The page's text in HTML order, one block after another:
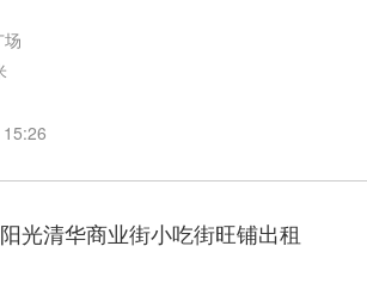
阳光清华商业街小吃街旺铺出租